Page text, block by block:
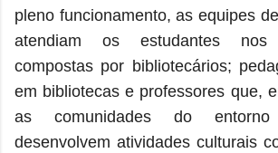
pleno funcionamento, as equipes
atendiam os estudantes
compostas por bibliotecários;
em bibliotecas e professores que,
as comunidades do
desenvolvem atividades culturais